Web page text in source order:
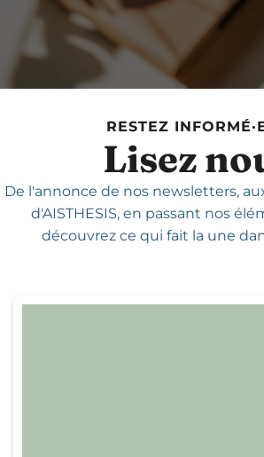
RESTEZ
Lisez
De l'annonce de nos newsletters,
d'AISTHESIS,en passant nos
découvrez ce qui fait la une